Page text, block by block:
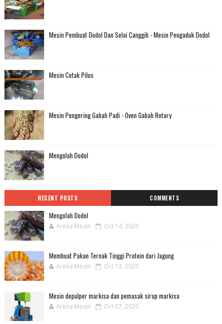
Mesin Pembuat Dodol Dan Selai Canggih - Mesin Pengaduk Dodol
Mesin Cetak Pilus
Mesin Pengering Gabah Padi - Oven Gabah Rotary
Mengolah Dodol
RECENT POSTS COMMENTS
Mengolah Dodol
Arena Mesin Oct 14, 2020
Membuat Pakan Ternak Tinggi Protein dari Jagung
Arena Mesin Oct 13, 2020
Mesin depulper markisa dan pemasak sirup markisa
Arena Mesin Oct 07, 2020